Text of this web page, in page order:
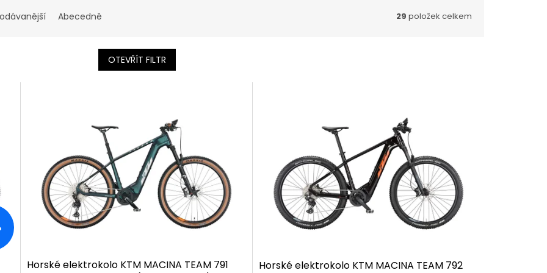
Abecedně 29 položek celkem
OTEVŘÍT FILTR
Horské elektrokolo KTM MACINA TEAM 791
Horské elektrokolo KTM MACINA TEAM 792